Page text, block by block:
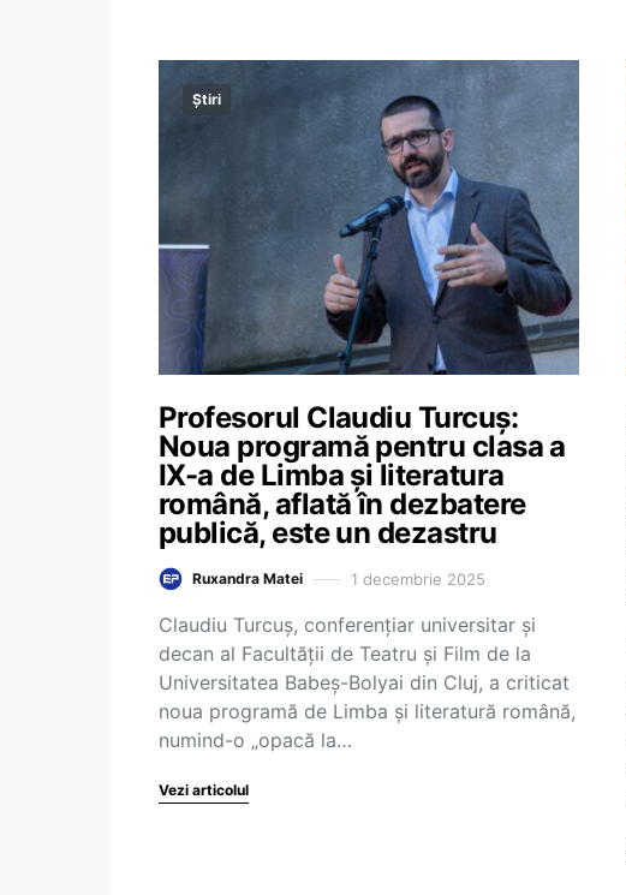
Știri
Profesorul Claudiu Turcuș:
Noua programă pentru clasa a
IX-a de Limba şi literatura
română, aflată în dezbatere
publică, este un dezastru
Ruxandra Matei 1 decembrie 2025
Claudiu Turcuș, conferențiar universitar și
decan al Facultății de Teatru și Film de la
Universitatea Babeș-Bolyai din Cluj, a criticat
noua programă de Limba și literatură română,
numind-o „opacă la…
Vezi articolul